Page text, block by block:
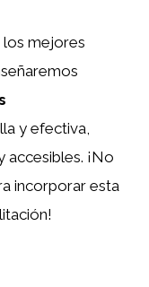
los mejores
y efectiva,
accesibles. ¡No
incorporar esta